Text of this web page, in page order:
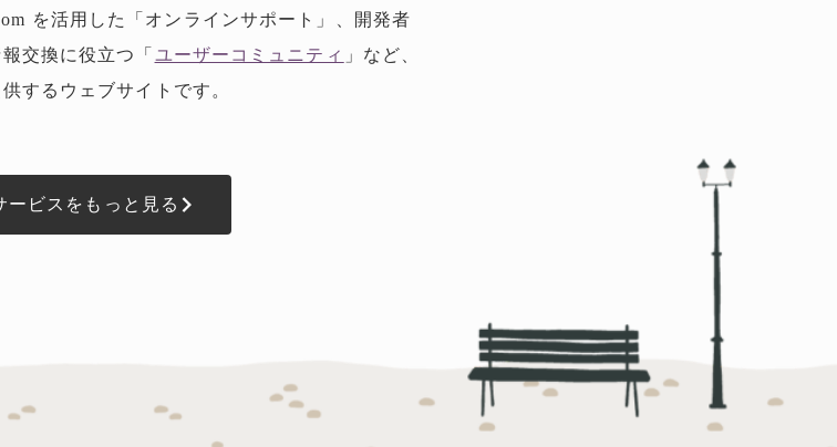
を活用した「オンラインサポート」、開発者
交換に役立つ「 ユーザーコミュニティ 」など、
するウェブサイトです。
ービスをもっと見る